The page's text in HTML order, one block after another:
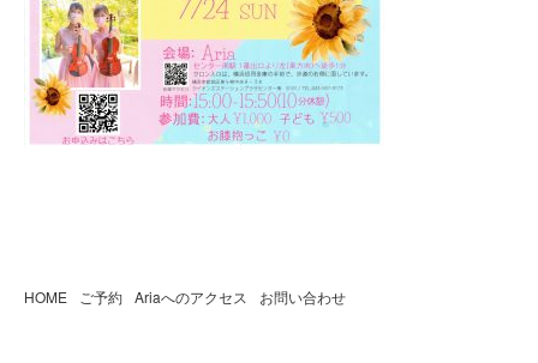
HOME ご予約 Ariaへのアクセス お問い合わせ